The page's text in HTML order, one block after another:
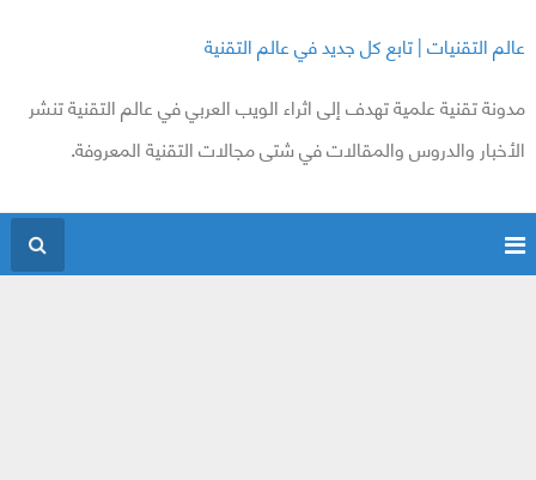
عالم التقنيات | تابع كل جديد في عالم التقنية
مدونة تقنية علمية تهدف إلى اثراء الويب العربي في عالم التقنية تنشر
الأخبار والدروس والمقالات في شتى مجالات التقنية المعروفة.